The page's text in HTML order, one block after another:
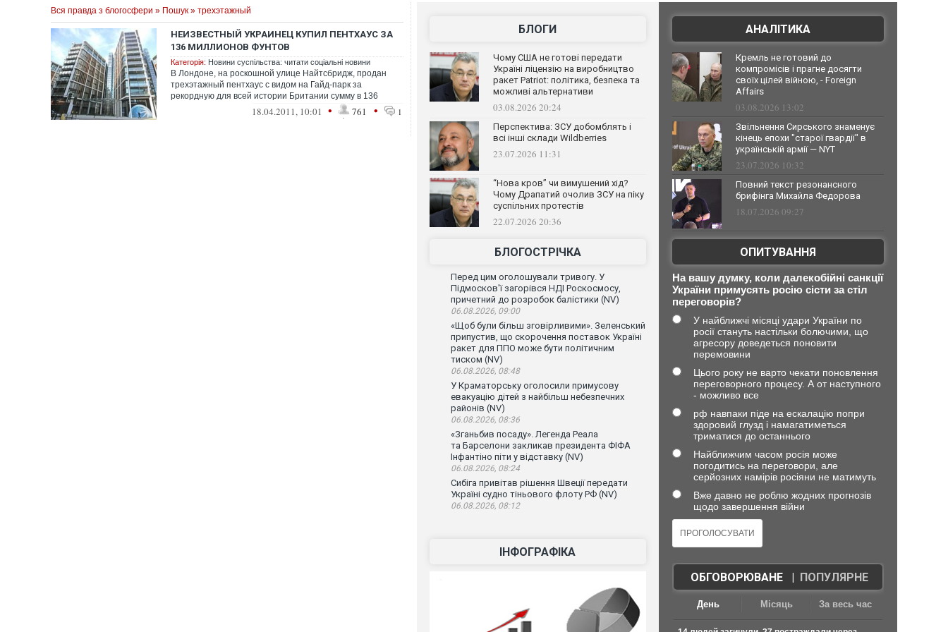
Вся правда з блогосфери » Пошук » трехэтажный
НЕИЗВЕСТНЫЙ УКРАИНЕЦ КУПИЛ ПЕНТХАУС ЗА
136 МИЛЛИОНОВ ФУНТОВ
Категорія: Новини суспільства: читати соціальні новини
В Лондоне, на роскошной улице Найтсбридж, продан
трехэтажный пентхаус с видом на Гайд-парк за
рекордную для всей истории Британии сумму в 136
18.04.2011, 10:01 • 761 • 1
БЛОГИ
Чому США не готові передати
Україні ліцензію на виробництво
ракет Patriot: політика, безпека та
можливі альтернативи
03.08.2026 20:24
Перспектива: ЗСУ добомблять і
всі інші склади Wildberries
23.07.2026 11:31
“Нова кров” чи вимушений хід?
Чому Драпатий очолив ЗСУ на піку
суспільних протестів
22.07.2026 20:36
БЛОГОСТРІЧКА
Перед цим оголошували тривогу. У
Підмосков'ї загорівся НДІ Роскосмосу,
причетний до розробок балістики (NV)
06.08.2026, 09:00
«Щоб були більш зговірливими». Зеленський
припустив, що скорочення поставок Україні
ракет для ППО може бути політичним
тиском (NV)
06.08.2026, 08:48
У Краматорську оголосили примусову
евакуацію дітей з найбільш небезпечних
районів (NV)
06.08.2026, 08:36
«Зганьбив посаду». Легенда Реала
та Барселони закликав президента ФІФА
Інфантіно піти у відставку (NV)
06.08.2026, 08:24
Сибіга привітав рішення Швеції передати
Україні судно тіньового флоту РФ (NV)
06.08.2026, 08:12
ІНФОГРАФІКА
АНАЛІТИКА
Кремль не готовий до
компромісів і прагне досягти
своїх цілей війною, - Foreign
Affairs
03.08.2026 13:02
Звільнення Сирського знаменує
кінець епохи "старої гвардії" в
українській армії — NYT
23.07.2026 10:32
Повний текст резонансного
брифінга Михайла Федорова
18.07.2026 09:27
ОПИТУВАННЯ
На вашу думку, коли далекобійні санкції
України примусять росію сісти за стіл
переговорів?
У найближчі місяці удари України по
росії стануть настільки болючими, що
агресору доведеться поновити
перемовини
Цього року не варто чекати поновлення
переговорного процесу. А от наступного
- можливо все
рф навпаки піде на ескалацію попри
здоровий глузд і намагатиметься
триматися до останнього
Найближчим часом росія може
погодитись на переговори, але
серйозних намірів росіяни не матимуть
Вже давно не роблю жодних прогнозів
щодо завершення війни
ОБГОВОРЮВАНЕ| ПОПУЛЯРНЕ
День Місяць За весь час